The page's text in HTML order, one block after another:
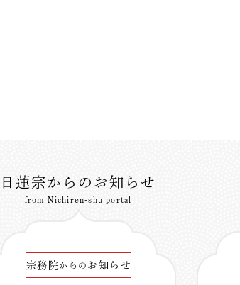
日蓮宗からのお知らせ
from Nichiren-shu portal
宗務院からの お知らせ